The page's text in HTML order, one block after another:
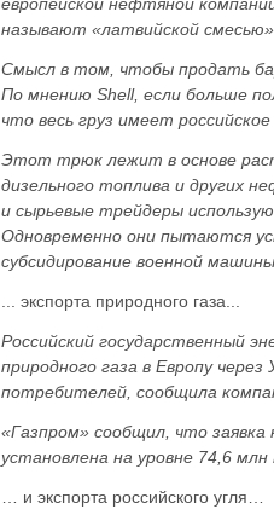
называют «латвийской смесью».
Смысл в том, чтобы продать
По мнению Shell, если больше
что весь груз имеет российское
Этот трюк лежит в основе
дизельного топлива и других
и сырьевые трейдеры
Одновременно они пытаются
субсидирование военной
... экспорта природного газа...
Российский государственный
природного газа в Европу
потребителей, сообщила
«Газпром» сообщил, что заявка
установлена на уровне 74,6 млн
… и экспорта российского угля…